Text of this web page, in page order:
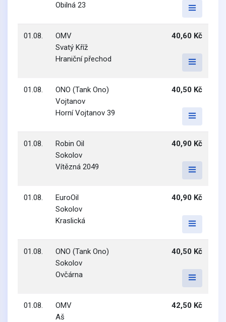
Obilná 23
01.08.
OMV
Svatý Kříž
Hraniční přechod
40,60 Kč
01.08.
ONO (Tank Ono)
Vojtanov
Horní Vojtanov 39
40,50 Kč
01.08.
Robin Oil
Sokolov
Vítězná 2049
40,90 Kč
01.08.
EuroOil
Sokolov
Kraslická
40,90 Kč
01.08.
ONO (Tank Ono)
Sokolov
Ovčárna
40,50 Kč
01.08.
OMV
Aš
42,50 Kč